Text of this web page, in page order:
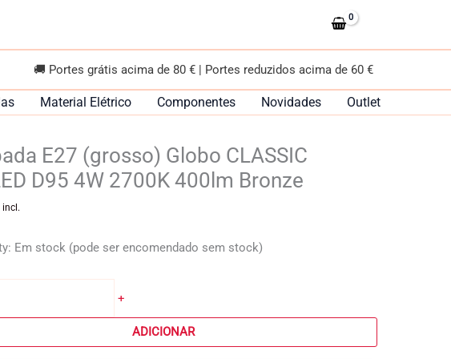
🚚 Portes grátis acima de 80 € | Portes reduzidos acima de 60 €
Material Elétrico Componentes Novidades Outlet
E27 (grosso) Globo CLASSIC
D95 4W 2700K 400lm Bronze
incl.
Em stock (pode ser encomendado sem stock)
+
ADICIONAR
D95
4W
2700K
Bronze